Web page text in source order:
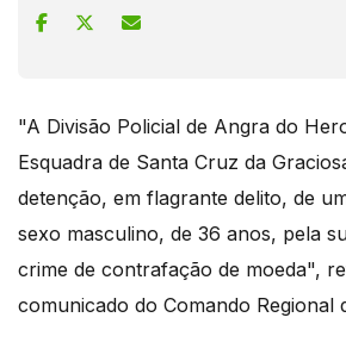
"A Divisão Policial de Angra do
Esquadra de Santa Cruz da
detenção, em flagrante delito, de
sexo masculino, de 36 anos, pela
crime de contrafação de moeda",
comunicado do Comando Regional